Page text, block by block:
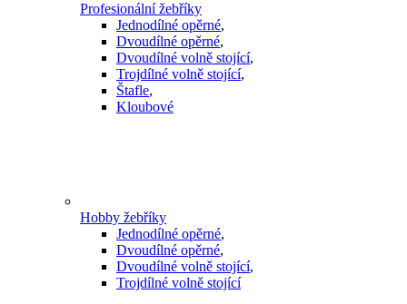
Profesionální žebříky
Jednodílné opěrné,
Dvoudílné opěrné,
Dvoudílné volně stojící,
Trojdílné volně stojící,
Štafle,
Kloubové
Hobby žebříky
Jednodílné opěrné,
Dvoudílné opěrné,
Dvoudílné volně stojící,
Trojdílné volně stojící